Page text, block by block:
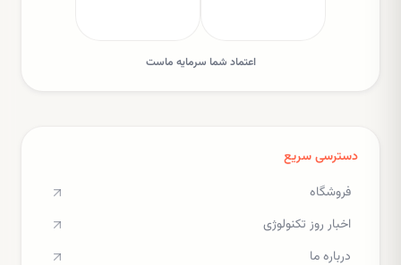
اعتماد شما سرمایه ماست
دسترسی سریع
فروشگاه
اخبار روز تکنولوژی
درباره ما